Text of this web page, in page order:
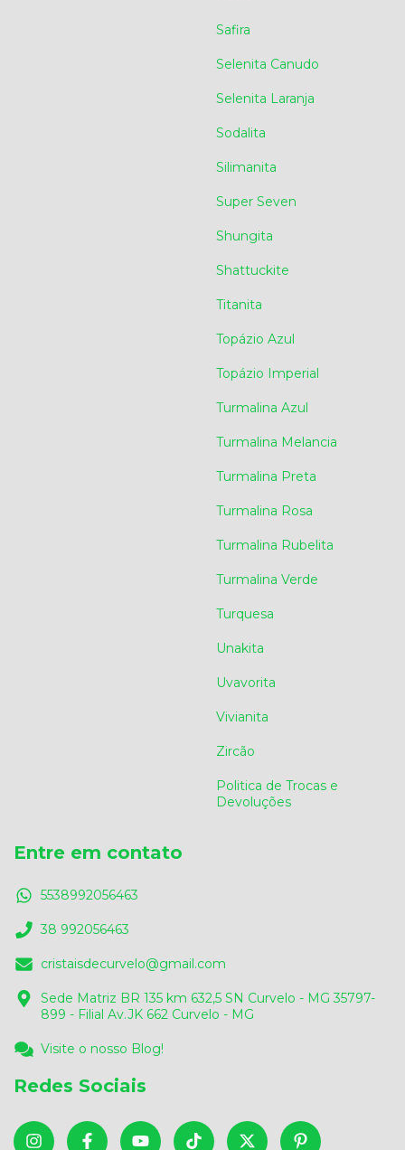
Safira
Selenita Canudo
Selenita Laranja
Sodalita
Silimanita
Super Seven
Shungita
Shattuckite
Titanita
Topázio Azul
Topázio Imperial
Turmalina Azul
Turmalina Melancia
Turmalina Preta
Turmalina Rosa
Turmalina Rubelita
Turmalina Verde
Turquesa
Unakita
Uvavorita
Vivianita
Zircão
Politica de Trocas e
Devoluções
Entre em contato
5538992056463
38 992056463
cristaisdecurvelo@gmail.com
Sede Matriz BR 135 km 632,5 SN Curvelo - MG 35797-
899 - Filial Av.JK 662 Curvelo - MG
Visite o nosso Blog!
Redes Sociais